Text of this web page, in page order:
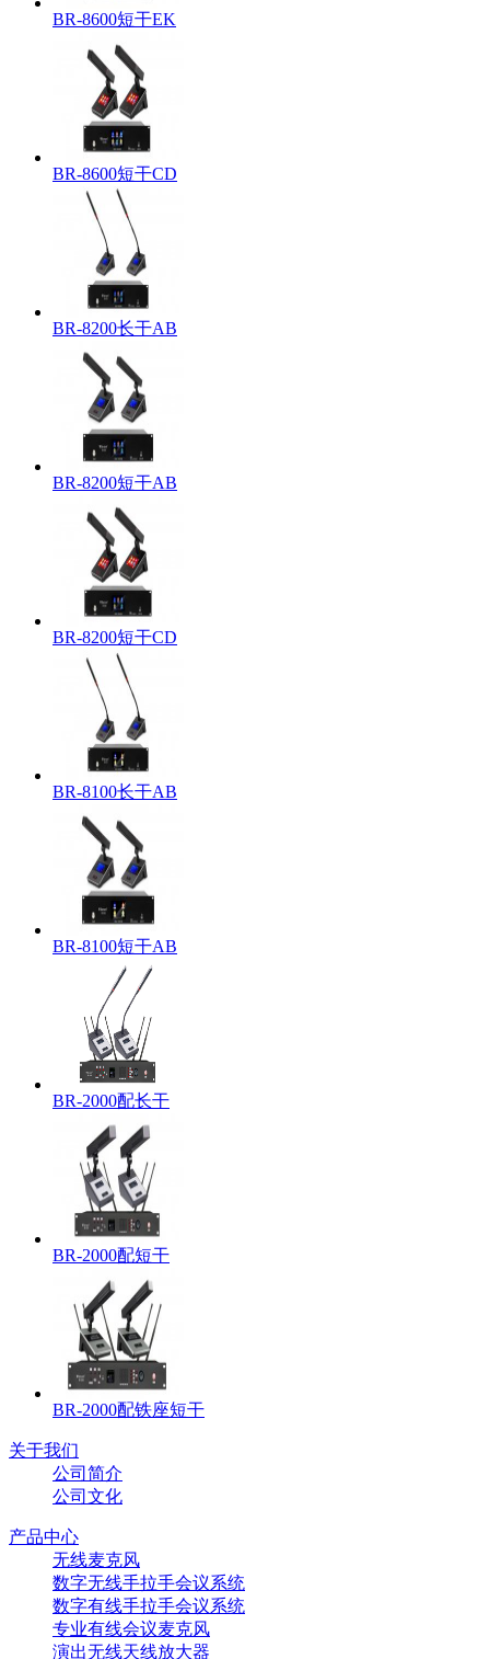
BR-8600短干EK
BR-8600短干CD
BR-8200长干AB
BR-8200短干AB
BR-8200短干CD
BR-8100长干AB
BR-8100短干AB
BR-2000配长干
BR-2000配短干
BR-2000配铁座短干
关于我们
公司简介
公司文化
产品中心
无线麦克风
数字无线手拉手会议系统
数字有线手拉手会议系统
专业有线会议麦克风
演出无线天线放大器